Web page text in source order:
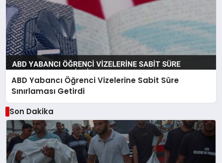
ABD Yabancı Öğrenci Vizelerine Sabit Süre
Sınırlaması Getirdi
Son Dakika